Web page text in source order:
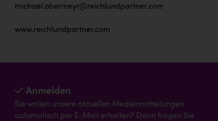
michael.obermeyr@reichlundpartner.com
www.reichlundpartner.com
Anmelden
Sie wollen unsere aktuellen Medienmitteilungen
automatisch per E-Mail erhalten? Dann tragen Sie